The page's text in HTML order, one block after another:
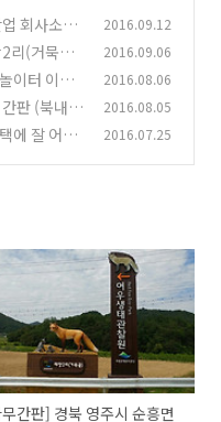
회사소개
2016.09.12
리(거묵골)
2016.09.06
이터 이용
2016.08.06
판 (북내면
2016.08.05
에 잘 어울
2016.07.25
간판] 경북 영주시 순흥면